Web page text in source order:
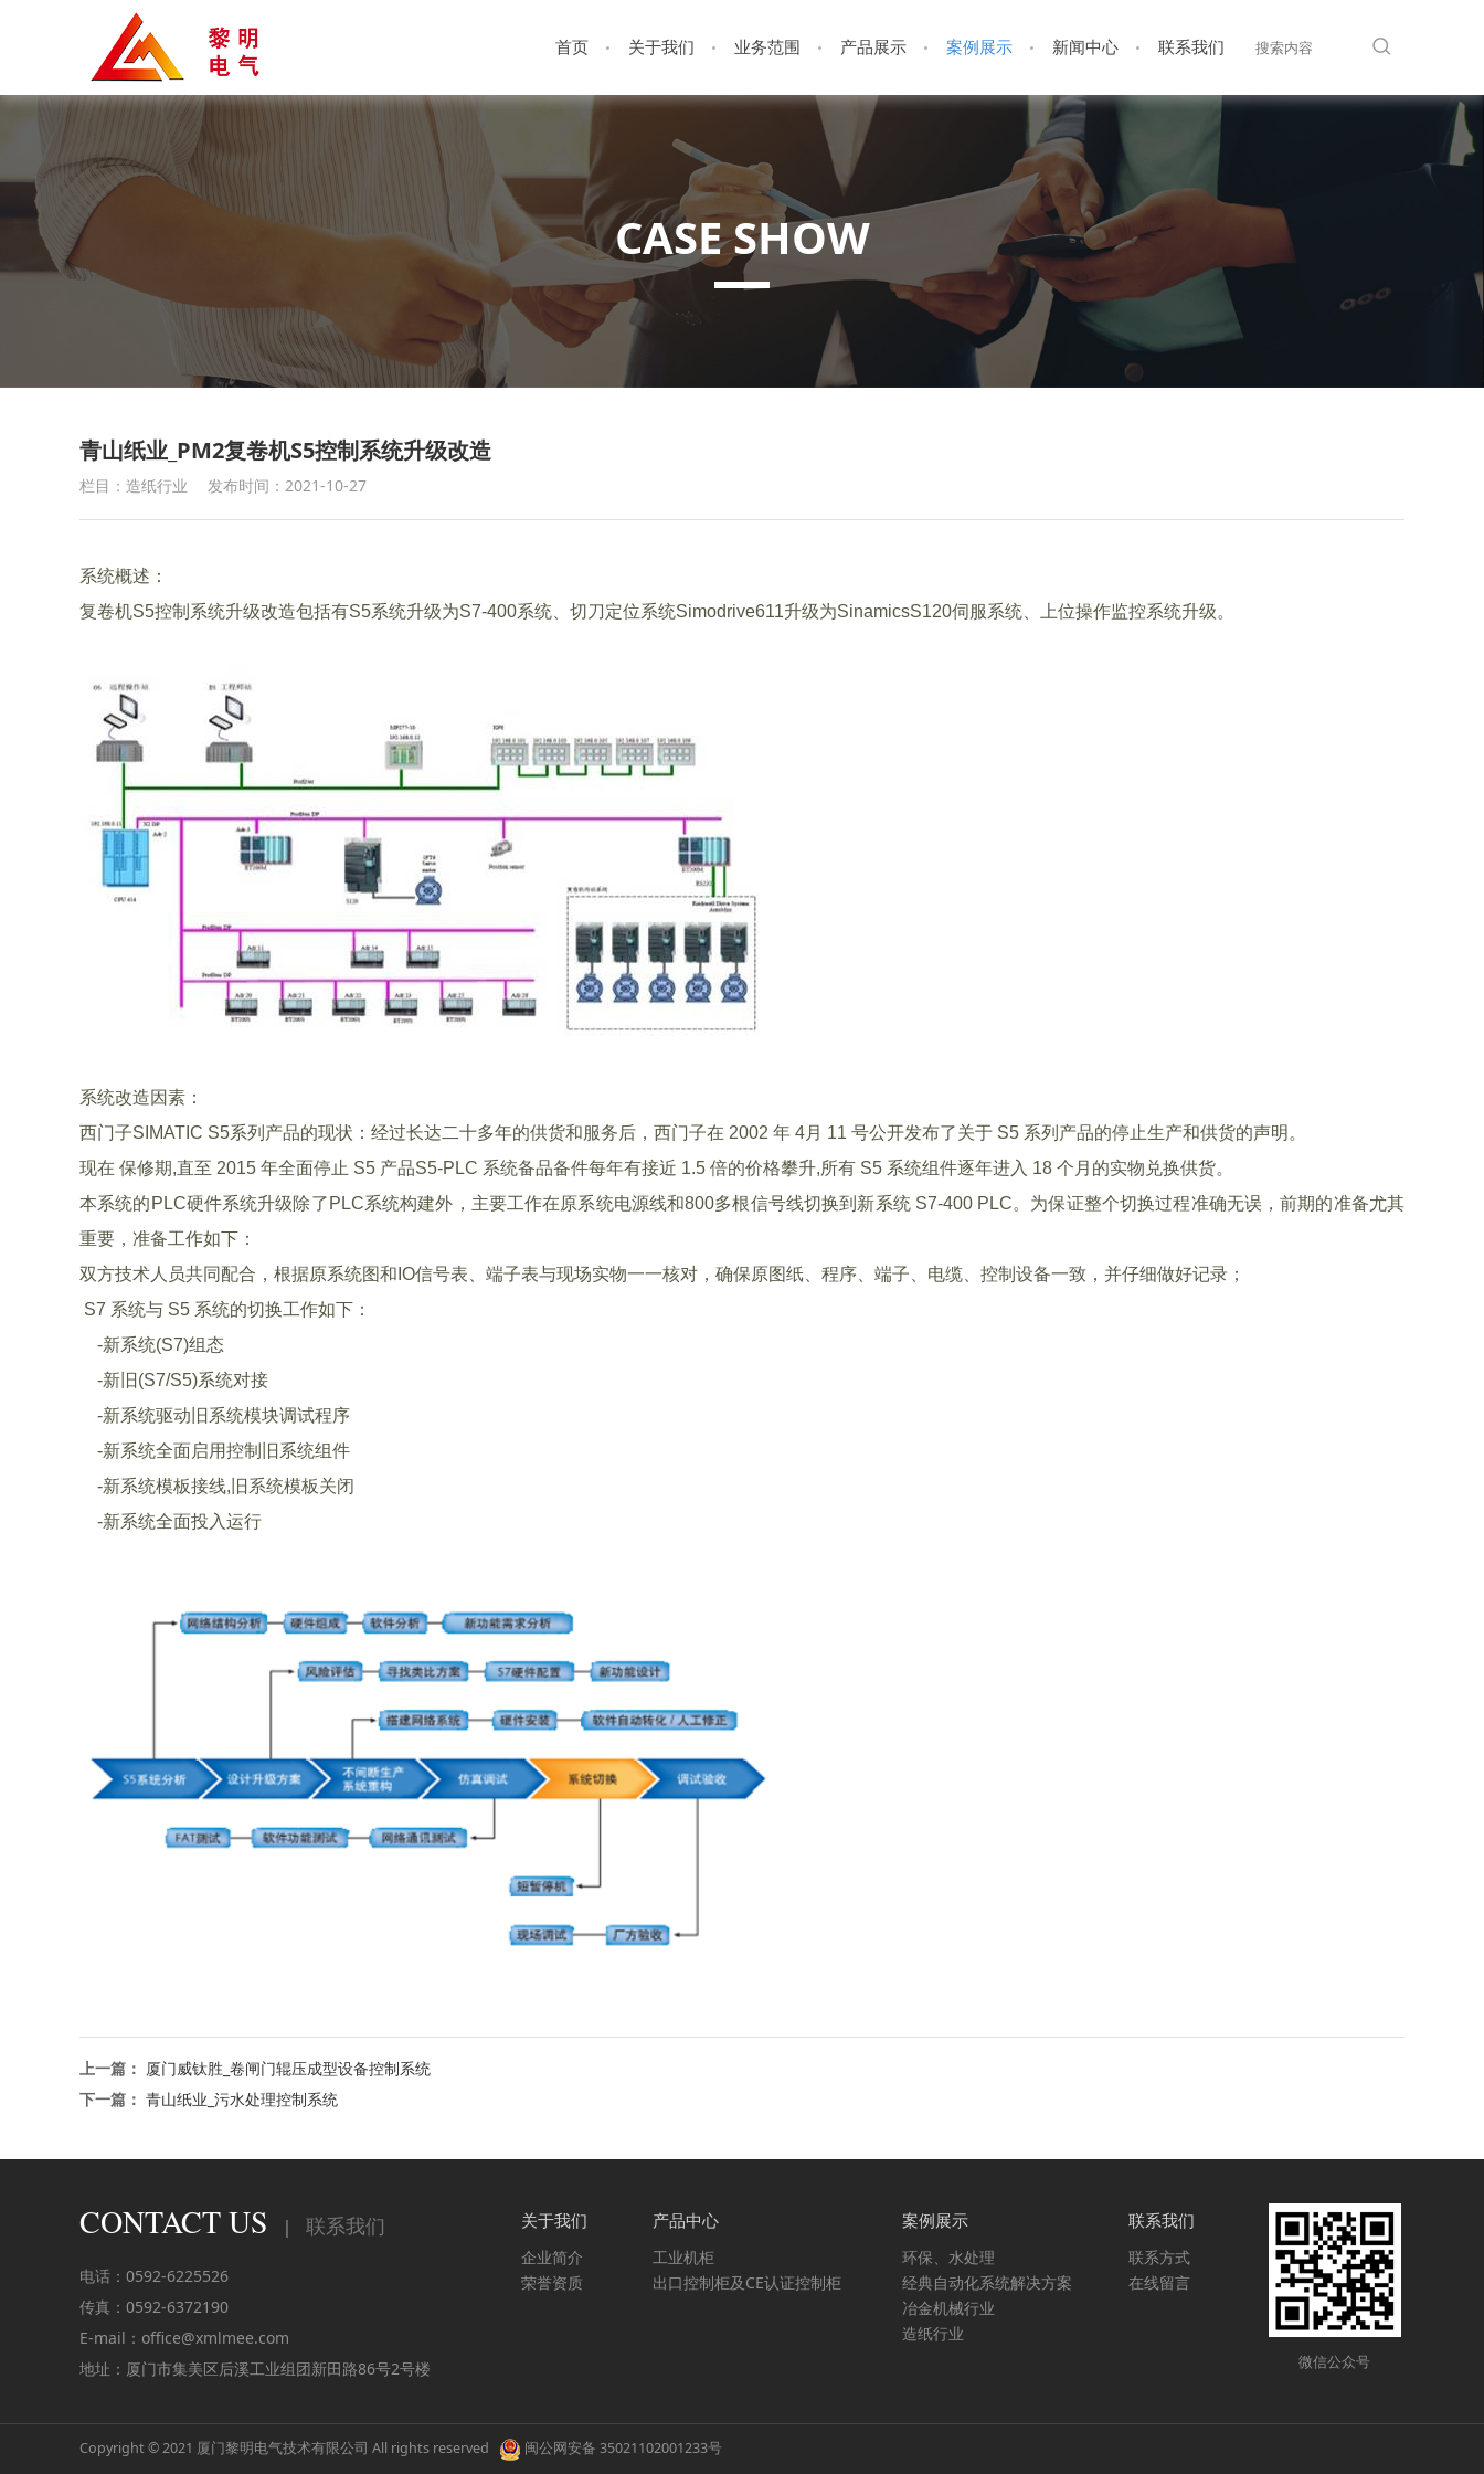
首页 关于我们 业务范围 产品展示 案例展示 新闻中心 联系我们
CASE SHOW
青山纸业_PM2复卷机S5控制系统升级改造
栏目：造纸行业 发布时间：2021-10-27
系统概述：
复卷机S5控制系统升级改造包括有S5系统升级为S7-400系统、切刀定位系统Simodrive611升级为SinamicsS120伺服系统、上位操作监控系统升级。
系统改造因素：
西门子SIMATIC S5系列产品的现状：经过长达二十多年的供货和服务后，西门子在 2002 年 4月 11 号公开发布了关于 S5 系列产品的停止生产和供货的声明。
现在 保修期,直至 2015 年全面停止 S5 产品S5-PLC 系统备品备件每年有接近 1.5 倍的价格攀升,所有 S5 系统组件逐年进入 18 个月的实物兑换供货。
本系统的PLC硬件系统升级除了PLC系统构建外，主要工作在原系统电源线和800多根信号线切换到新系统 S7-400 PLC。为保证整个切换过程准确无误，前期的准备尤其
重要，准备工作如下：
双方技术人员共同配合，根据原系统图和IO信号表、端子表与现场实物一一核对，确保原图纸、程序、端子、电缆、控制设备一致，并仔细做好记录；
S7 系统与 S5 系统的切换工作如下：
-新系统(S7)组态
-新旧(S7/S5)系统对接
-新系统驱动旧系统模块调试程序
-新系统全面启用控制旧系统组件
-新系统模板接线,旧系统模板关闭
-新系统全面投入运行
上一篇： 厦门威钛胜_卷闸门辊压成型设备控制系统
下一篇： 青山纸业_污水处理控制系统
CONTACT US | 联系我们
电话：0592-6225526
传真：0592-6372190
E-mail：office@xmlmee.com
地址：厦门市集美区后溪工业组团新田路86号2号楼
关于我们
企业简介
荣誉资质
产品中心
工业机柜
出口控制柜及CE认证控制柜
案例展示
环保、水处理
经典自动化系统解决方案
冶金机械行业
造纸行业
联系我们
联系方式
在线留言
微信公众号
Copyright © 2021 厦门黎明电气技术有限公司 All rights reserved 闽公网安备 35021102001233号